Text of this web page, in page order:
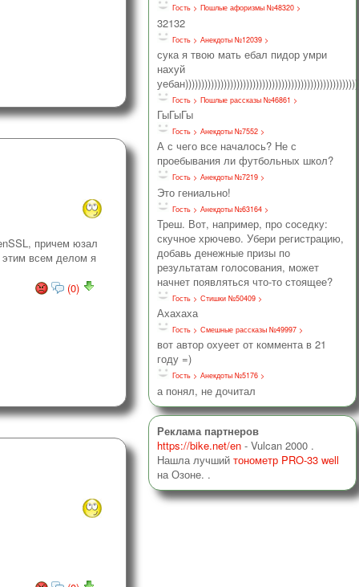
Гость > Пошлые афоризмы №48320 >
32132
Гость > Анекдоты №12039 >
сука я твою мать ебал пидор умри
нахуй
Гость > Пошлые рассказы №46861 >
ГыГыГы
Гость > Анекдоты №7552 >
А с чего все началось? Не с
проебывания ли футбольных школ?
Гость > Анекдоты №7219 >
Это гениально!
Гость > Анекдоты №63164 >
Треш. Вот, например, про соседку:
скучное хрючево. Убери регистрацию,
добавь денежные призы по
результатам голосования, может
начнет появляться что-то стоящее?
Гость > Стишки №50409 >
Ахахаха
Гость > Смешные рассказы №49997 >
вот автор охуеет от коммента в 21
году =)
Гость > Анекдоты №5176 >
а понял, не дочитал
Реклама партнеров
https://bike.net/en - Vulcan 2000 .
Нашла лучший тонометр PRO-33 well
на Озоне. .
причем юзал
этим всем делом я
(0)